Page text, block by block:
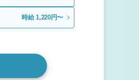
時給 1,220円〜